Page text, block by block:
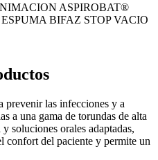
ASPIROBAT®
BIFAZ STOP VACIO
prevenir las infecciones y a
a una gama de torundas de alta
soluciones orales adaptadas,
confort del paciente y permite un